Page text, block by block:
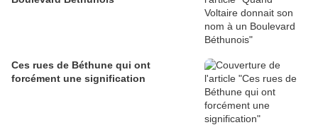
Ces rues de Béthune qui ont
forcément une signification